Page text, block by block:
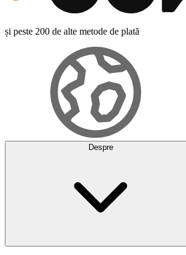
și peste 200 de alte metode de plată
Despre